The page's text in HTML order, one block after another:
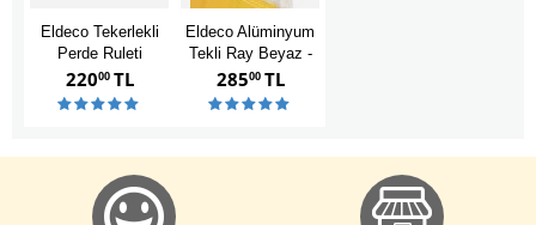
Eldeco Tekerlekli
Perde Ruleti
ELR521
22000 TL
Eldeco Alüminyum
Tekli Ray Beyaz -
ELR60
28500 TL